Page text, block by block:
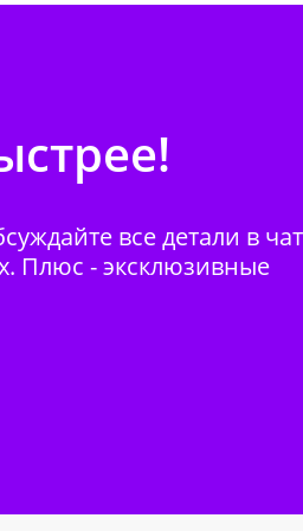
все детали в
Плюс - эксклюзивные